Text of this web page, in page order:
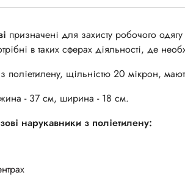
призначені для захисту робочого
в таких сферах діяльності, де
з поліетилену, щільністю 20 мікрон,
- 37 см, ширина - 18 см.
нарукавники з поліетилену: